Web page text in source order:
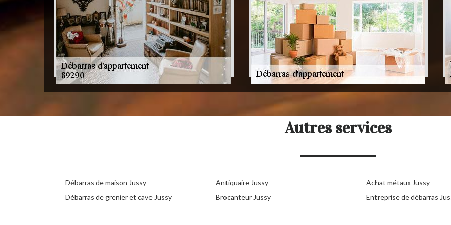
Autres services
Débarras de maison Jussy
Débarras de grenier et cave Jussy
Antiquaire Jussy
Brocanteur Jussy
Achat métaux Jussy
Entreprise de débarras